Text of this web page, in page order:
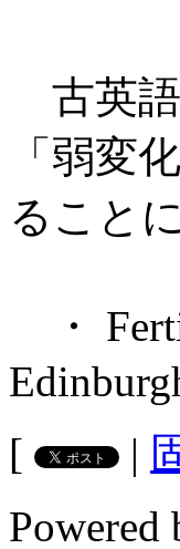
古英語
「弱変
ること
・
[
|
Powered